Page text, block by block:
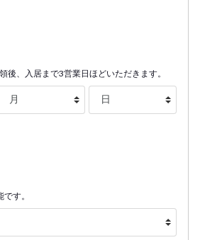
後、入居まで3営業日ほどいただきます。
す。